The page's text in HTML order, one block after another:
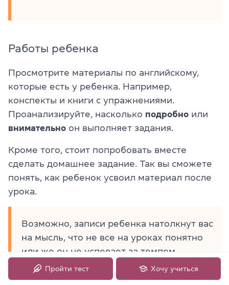
Работы ребенка
Просмотрите материалы по английскому,
которые есть у ребенка. Например,
конспекты и книги с упражнениями.
Проанализируйте, насколько подробно или
внимательно он выполняет задания.
Кроме того, стоит попробовать вместе
сделать домашнее задание. Так вы сможете
понять, как ребенок усвоил материал после
урока.
Возможно, записи ребенка натолкнут вас
на мысль, что не все на уроках понятно
или же он не успевает за темпом
обучения.Пройти тест Хочу учиться